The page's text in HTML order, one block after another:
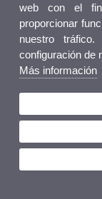
web con el fin
proporcionar
nuestro
configuración de
Más información